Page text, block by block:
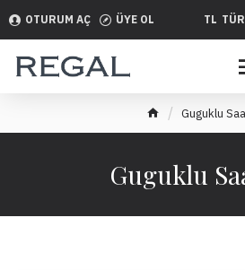
OTURUM AÇ ÜYE OL TL
Guguklu
Guguklu